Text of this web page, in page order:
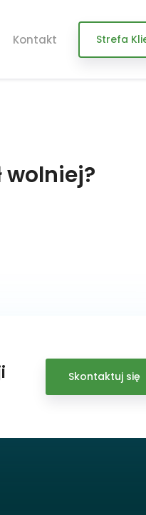
Kontakt Strefa
wolniej?
Skontaktuj się